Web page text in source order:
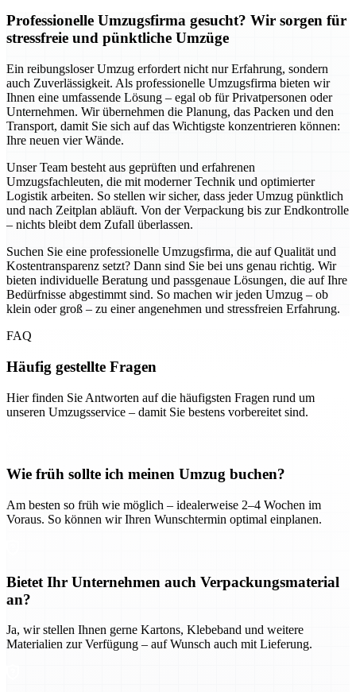
Professionelle Umzugsfirma gesucht? Wir sorgen für
stressfreie und pünktliche Umzüge
Ein reibungsloser Umzug erfordert nicht nur Erfahrung, sondern
auch Zuverlässigkeit. Als professionelle Umzugsfirma bieten wir
Ihnen eine umfassende Lösung – egal ob für Privatpersonen oder
Unternehmen. Wir übernehmen die Planung, das Packen und den
Transport, damit Sie sich auf das Wichtigste konzentrieren können:
Ihre neuen vier Wände.
Unser Team besteht aus geprüften und erfahrenen
Umzugsfachleuten, die mit moderner Technik und optimierter
Logistik arbeiten. So stellen wir sicher, dass jeder Umzug pünktlich
und nach Zeitplan abläuft. Von der Verpackung bis zur Endkontrolle
– nichts bleibt dem Zufall überlassen.
Suchen Sie eine professionelle Umzugsfirma, die auf Qualität und
Kostentransparenz setzt? Dann sind Sie bei uns genau richtig. Wir
bieten individuelle Beratung und passgenaue Lösungen, die auf Ihre
Bedürfnisse abgestimmt sind. So machen wir jeden Umzug – ob
klein oder groß – zu einer angenehmen und stressfreien Erfahrung.
FAQ
Häufig gestellte Fragen
Hier finden Sie Antworten auf die häufigsten Fragen rund um
unseren Umzugsservice – damit Sie bestens vorbereitet sind.
Wie früh sollte ich meinen Umzug buchen?
Am besten so früh wie möglich – idealerweise 2–4 Wochen im
Voraus. So können wir Ihren Wunschtermin optimal einplanen.
Bietet Ihr Unternehmen auch Verpackungsmaterial
an?
Ja, wir stellen Ihnen gerne Kartons, Klebeband und weitere
Materialien zur Verfügung – auf Wunsch auch mit Lieferung.